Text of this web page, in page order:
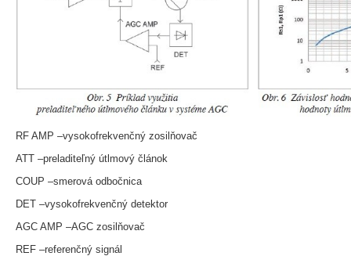
RF AMP –vysokofrekvenčný zosilňovač
ATT –preladiteľný útlmový článok
COUP –smerová odbočnica
DET –vysokofrekvenčný detektor
AGC AMP –AGC zosilňovač
REF –referenčný signál